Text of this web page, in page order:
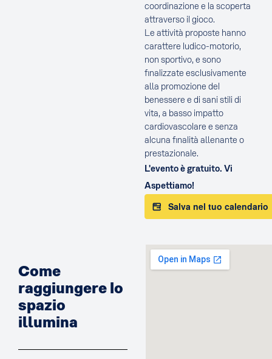
coordinazione e la scoperta
attraverso il gioco.
Le attività proposte hanno
carattere ludico-motorio,
non sportivo, e sono
finalizzate esclusivamente
alla promozione del
benessere e di sani stili di
vita, a basso impatto
cardiovascolare e senza
alcuna finalità allenante o
prestazionale.
L'evento è gratuito. Vi
Aspettiamo!
Salva nel tuo calendario
Come
raggiungere lo
spazio
illumina